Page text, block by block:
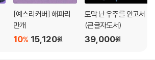
[예스리커버] 해파리
만개
15,120원
10%
토막 난 우주를 안고서
(큰글자도서)
39,000원